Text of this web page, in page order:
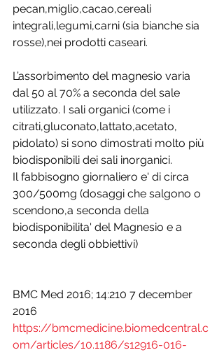
pecan,miglio,cacao,cereali
integrali,legumi,carni (sia bianche sia
rosse),nei prodotti caseari.
L’assorbimento del magnesio varia
dal 50 al 70% a seconda del sale
utilizzato. I sali organici (come i
citrati,gluconato,lattato,acetato,
pidolato) si sono dimostrati molto più
biodisponibili dei sali inorganici.
Il fabbisogno giornaliero e' di circa
300/500mg (dosaggi che salgono o
scendono,a seconda della
biodisponibilita' del Magnesio e a
seconda degli obbiettivi)
BMC Med 2016; 14:210 7 december
2016
https://bmcmedicine.biomedcentral.c
om/articles/10.1186/s12916-016-